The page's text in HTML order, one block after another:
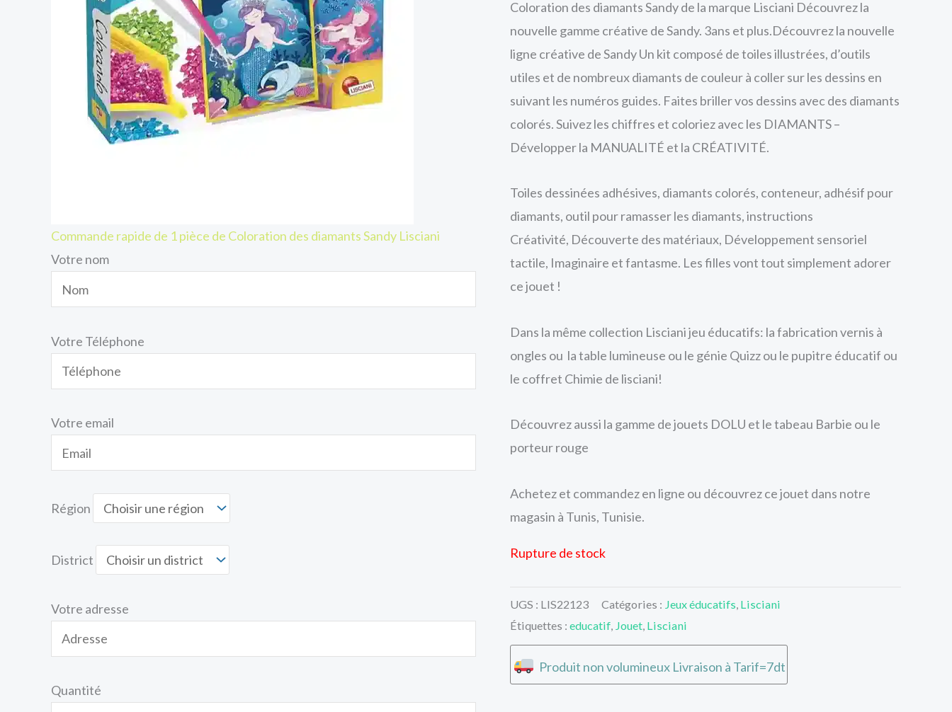
Commande rapide de 1 pièce de Coloration des diamants Sandy Lisciani
Votre nom
Votre Téléphone
Votre email
Région
District
Votre adresse
Quantité
Coloration des diamants Sandy de la marque Lisciani Découvrez la
nouvelle gamme créative de Sandy. 3ans et plus.Découvrez la nouvelle
ligne créative de Sandy Un kit composé de toiles illustrées, d’outils
utiles et de nombreux diamants de couleur à coller sur les dessins en
suivant les numéros guides. Faites briller vos dessins avec des diamants
colorés. Suivez les chiffres et coloriez avec les DIAMANTS –
Développer la MANUALITÉ et la CRÉATIVITÉ.
Toiles dessinées adhésives, diamants colorés, conteneur, adhésif pour
diamants, outil pour ramasser les diamants, instructions
Créativité, Découverte des matériaux, Développement sensoriel
tactile, Imaginaire et fantasme. Les filles vont tout simplement adorer
ce jouet !
Dans la même collection Lisciani jeu éducatifs: la fabrication vernis à
ongles ou la table lumineuse ou le génie Quizz ou le pupitre éducatif ou
le coffret Chimie de lisciani!
Découvrez aussi la gamme de jouets DOLU et le tabeau Barbie ou le
porteur rouge
Achetez et commandez en ligne ou découvrez ce jouet dans notre
magasin à Tunis, Tunisie.
Rupture de stock
UGS : LIS22123 Catégories : Jeux éducatifs Lisciani
Étiquettes : educatif Jouet Lisciani
Produit non volumineux Livraison à Tarif=7dt